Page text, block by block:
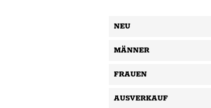
NEU
MÄNNER
FRAUEN
AUSVERKAUF